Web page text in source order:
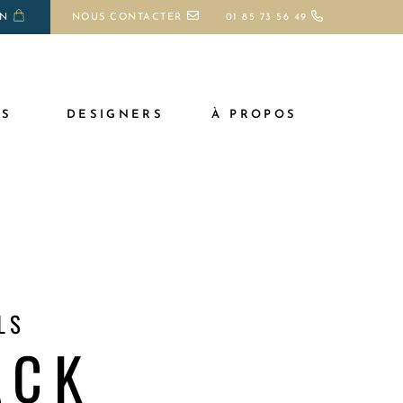
NOUS CONTACTER 01 85 73 56 49
DESIGNERS À PROPOS